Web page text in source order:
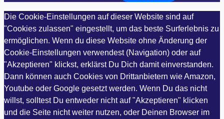
Die Cookie-Einstellungen auf dieser Website sind auf
"Cookies zulassen" eingestellt, um das beste Surferlebnis zu
ermöglichen. Wenn du diese Website ohne Änderung der
Cookie-Einstellungen verwendest (Navigation) oder auf
"Akzeptieren" klickst, erklärst Du Dich damit einverstanden.
Dann können auch Cookies von Drittanbietern wie Amazon,
Youtube oder Google gesetzt werden. Wenn Du das nicht
willst, solltest Du entweder nicht auf "Akzeptieren" klicken
und die Seite nicht weiter nutzen, oder Deinen Browser im